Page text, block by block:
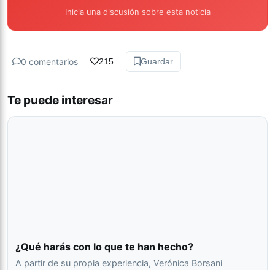
Inicia una discusión sobre esta noticia
0 comentarios 215 Guardar
Te puede interesar
¿Qué harás con lo que te han hecho?
A partir de su propia experiencia, Verónica Borsani